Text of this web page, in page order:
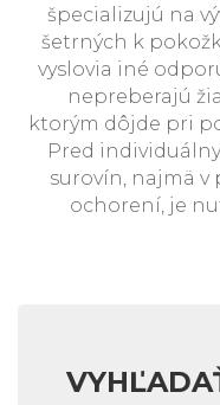
špecializujú na
šetrných k
vyslovia iné
nepreberajú
ktorým dôjde pri
Pred
surovín, najmä
ochorení, je